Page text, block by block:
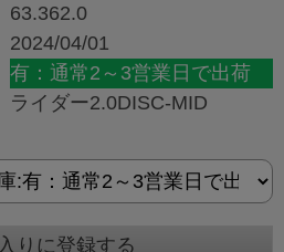
63.362.0
2024/04/01
有：通常2～3営業日で出荷
ライダー2.0DISC-MID
りに登録する